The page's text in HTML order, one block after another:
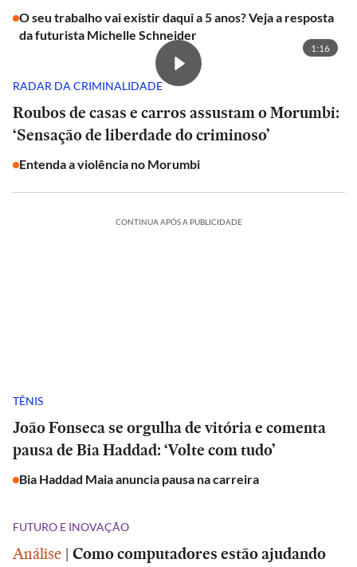
O seu trabalho vai existir daqui a 5 anos? Veja a resposta
da futurista Michelle Schneider
1:16
RADAR DA CRIMINALIDADE
Roubos de casas e carros assustam o Morumbi:
‘Sensação de liberdade do criminoso’
Entenda a violência no Morumbi
CONTINUA APÓS A PUBLICIDADE
TÊNIS
João Fonseca se orgulha de vitória e comenta
pausa de Bia Haddad: ‘Volte com tudo’
Bia Haddad Maia anuncia pausa na carreira
FUTURO E INOVAÇÃO
Análise | Como computadores estão ajudando